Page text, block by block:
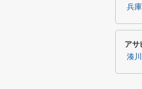
兵庫
アサ
湊川